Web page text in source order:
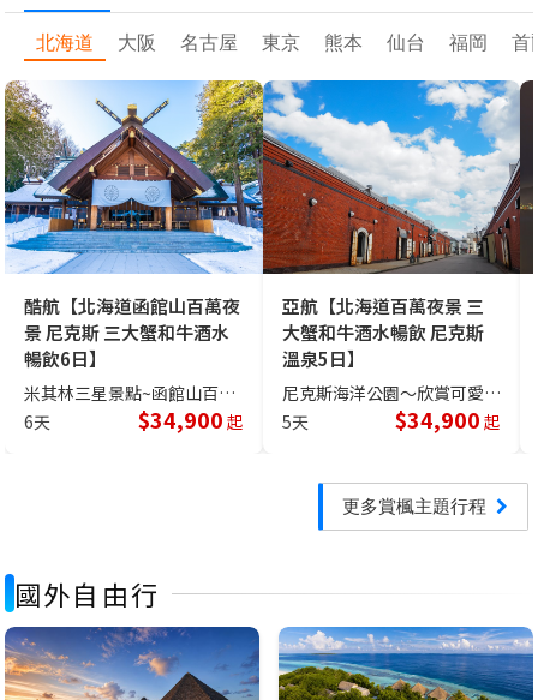
北海道 大阪 名古屋 東京 熊本 仙台 福岡 首
酷航【北海道函館山百萬夜
景 尼克斯 三大蟹和牛酒水
暢飲6日】
米其林三星景點~函館山百萬夜景纜車、三大蟹和牛酒水暢飲
6天
$34,900 起
亞航【北海道百萬夜景 三
大蟹和牛酒水暢飲 尼克斯
溫泉5日】
尼克斯海洋公園～欣賞可愛的國王企鵝大遊行、三大蟹和牛酒水暢飲
5天
$34,900 起
更多賞楓主題行程
國外自由行